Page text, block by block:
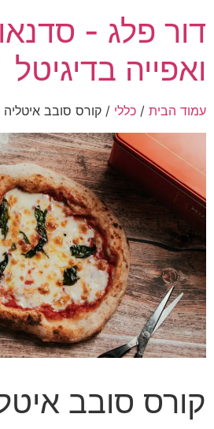
דור פלג -
ואפייה בדיגיטל
עמוד הבית / כללי / קורס סובב איטליה
קורס סובב